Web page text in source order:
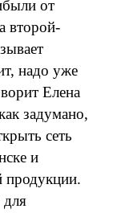
от
второй-
надо уже
Елена
задумано,
сеть
и
продукции.
для